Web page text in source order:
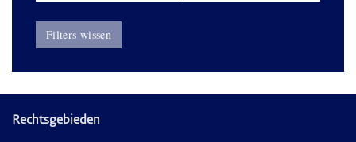
Filters wissen
Rechtsgebieden